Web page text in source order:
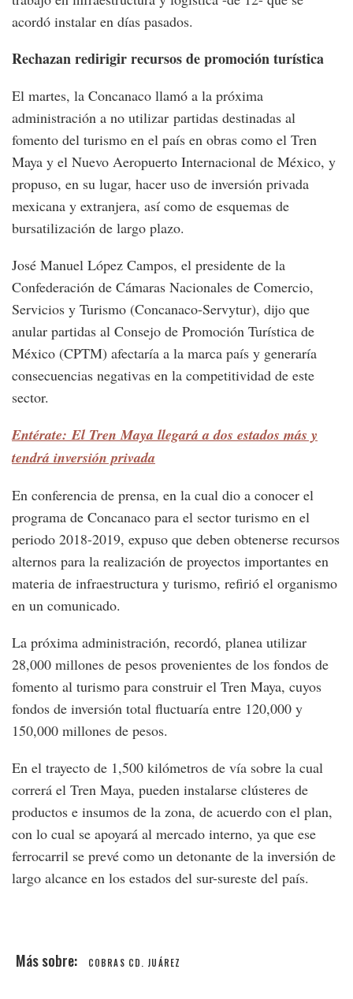
acordó instalar en días pasados.
Rechazan redirigir recursos de promoción turística
El martes, la Concanaco llamó a la próxima
administración a no utilizar partidas destinadas al
fomento del turismo en el país en obras como el Tren
Maya y el Nuevo Aeropuerto Internacional de México, y
propuso, en su lugar, hacer uso de inversión privada
mexicana y extranjera, así como de esquemas de
bursatilización de largo plazo.
José Manuel López Campos, el presidente de la
Confederación de Cámaras Nacionales de Comercio,
Servicios y Turismo (Concanaco-Servytur), dijo que
anular partidas al Consejo de Promoción Turística de
México (CPTM) afectaría a la marca país y generaría
consecuencias negativas en la competitividad de este
sector.
Entérate: El Tren Maya llegará a dos estados más y
tendrá inversión privada
En conferencia de prensa, en la cual dio a conocer el
programa de Concanaco para el sector turismo en el
periodo 2018-2019, expuso que deben obtenerse recursos
alternos para la realización de proyectos importantes en
materia de infraestructura y turismo, refirió el organismo
en un comunicado.
La próxima administración, recordó, planea utilizar
28,000 millones de pesos provenientes de los fondos de
fomento al turismo para construir el Tren Maya, cuyos
fondos de inversión total fluctuaría entre 120,000 y
150,000 millones de pesos.
En el trayecto de 1,500 kilómetros de vía sobre la cual
correrá el Tren Maya, pueden instalarse clústeres de
productos e insumos de la zona, de acuerdo con el plan,
con lo cual se apoyará al mercado interno, ya que ese
ferrocarril se prevé como un detonante de la inversión de
largo alcance en los estados del sur-sureste del país.
COBRAS CD. JUÁREZ